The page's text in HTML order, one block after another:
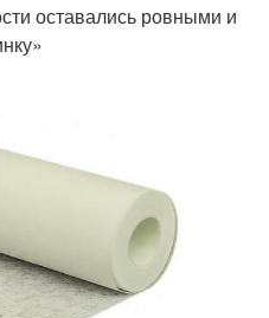
оставались ровными и